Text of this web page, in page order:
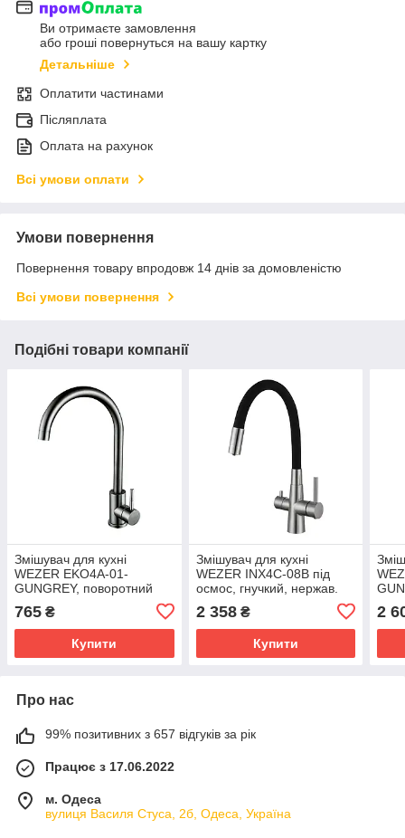
Ви отримаєте замовлення
або гроші повернуться на вашу картку
Детальніше
Оплатити частинами
Післяплата
Оплата на рахунок
Всі умови оплати
Умови повернення
Повернення товару впродовж 14 днів за домовленістю
Всі умови повернення
Подібні товари компанії
Змішувач для кухні
WEZER EKO4A-01-
GUNGREY, поворотний
вилив, нержавіюча сталь,
збройова сталь
765 ₴
Купити
Змішувач для кухні
WEZER INX4C-08B під
осмос, гнучкий, нержав.
2 358₴
Купити
2
Про нас
99% позитивних з 657 відгуків за рік
Працює з 17.06.2022
м. Одеса
вулиця Василя Стуса, 2б, Одеса, Україна